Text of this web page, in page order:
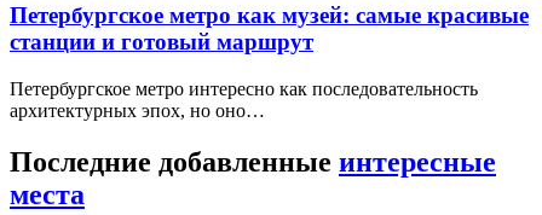
Петербургское метро как музей: самые красивые
станции и готовый маршрут
Петербургское метро интересно как последовательность
архитектурных эпох, но оно…
Последние добавленные интересные
места